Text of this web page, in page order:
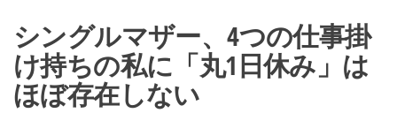
プシングルマザー、4つの仕事掛
け持ちの私に「丸1日休み」は
ほぼ存在しない